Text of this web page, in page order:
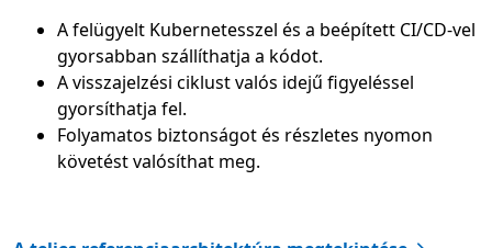
A felügyelt Kubernetesszel és a beépített CI/CD-vel
gyorsabban szállíthatja a kódot.
A visszajelzési ciklust valós idejű figyeléssel
gyorsíthatja fel.
Folyamatos biztonságot és részletes nyomon
követést valósíthat meg.